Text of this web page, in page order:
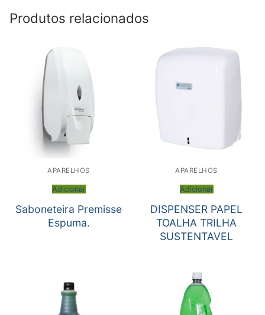
Produtos relacionados
APARELHOS
Adicionar
Saboneteira Premisse
Espuma.
APARELHOS
Adicionar
DISPENSER PAPEL
TOALHA TRILHA
SUSTENTAVEL